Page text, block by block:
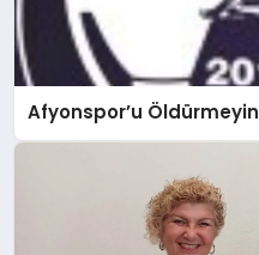
Afyonspor’u Öldürmeyin